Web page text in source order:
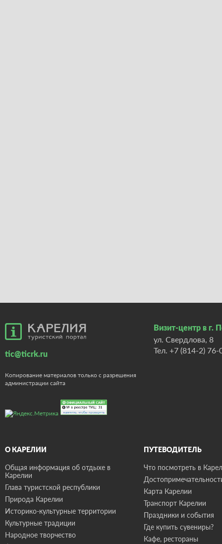
tic@ticrk.ru
Копирование материалов только с разрешения
администрации сайта
Визит-центр в г.
ул. Свердлова, 8
Тел. +7 (814-2) 76-
О КАРЕЛИИ
Общая информация об отдыхе в
Карелии
Глава туристской республики
Природа Карелии
Историко-культурные территории
Культурные традиции
Народное творчество
ПУТЕВОДИТЕЛЬ
Что посмотреть в
Карта Карелии
Транспорт Карелии
Праздники и события
Где купить сувениры?
Кафе, рестораны